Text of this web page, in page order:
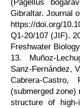
(Pagellus
Gibraltar. Journal
https://doi.org/
Q1-20/107 (JIF).
Freshwater
13. Muñoz-
Sanz-Fernández,
Cabrera-Castro,
(submerged zone)
structure of high-